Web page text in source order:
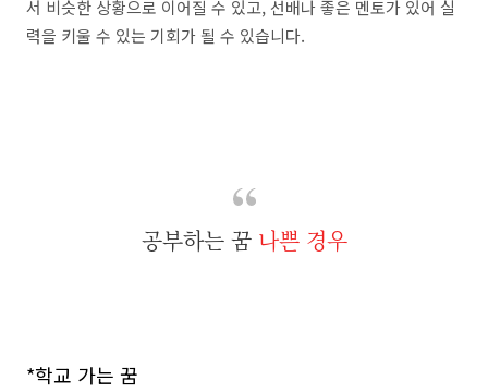
서 비슷한 상황으로 이어질 수 있고, 선배나 좋은 멘토가 있어 실
력을 키울 수 있는 기회가 될 수 있습니다.
공부하는 꿈 나쁜 경우
*학교 가는 꿈